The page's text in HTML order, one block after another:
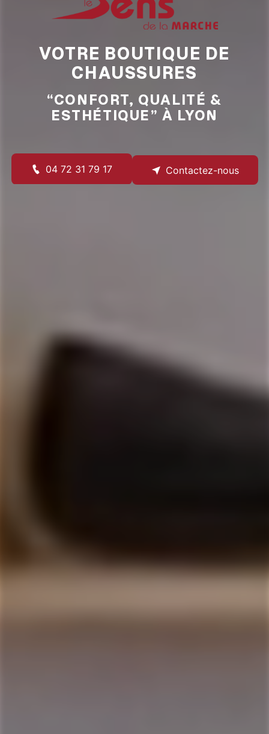
VOTRE BOUTIQUE DE
CHAUSSURES
“CONFORT, QUALITÉ &
ESTHÉTIQUE” À LYON
04 72 31 79 17 Contactez-nous